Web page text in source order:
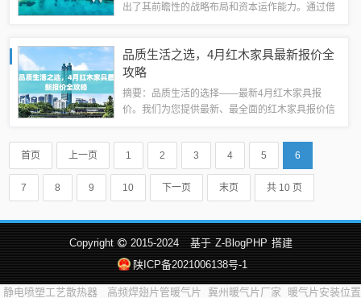
出了其前瞻性的战略布局和资本运作能力。通过借
市的背景、策略及其未来的发展前景，展现出...
品质生活之选，4月红木家具最新报价全
攻略
摘要：品质生活的选择——最新4月红木家具报
价。我们为您提供最新、最全面的红木家具报价信
修提供多样化的选择，打造独特的家居风格。我们
注重品质，致力于为您提供最舒适的生活体验。...
首页 上一页 1 2 3 4 5 6
7 8 9 10 下一页 末页 共 10 页
Copyright 2015-2024 基于 Z-BlogPHP 搭建
陕ICP备2021006138号-1
静电喷塑工艺散热器 高频焊翅片管暖气片 冀州暖气片厂家 暖气片安装位置